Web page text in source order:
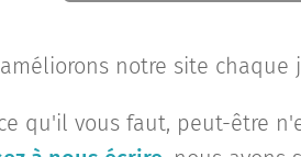
notre site
qu'il vous faut, peut-être